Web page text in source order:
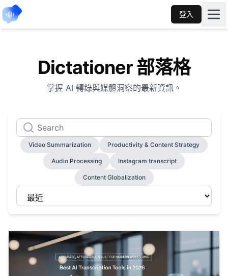
登入
Dictationer 部落格
掌握 AI 轉錄與媒體洞察的最新資訊。
Video Summarization Productivity & Content Strategy
Audio Processing Instagram transcript
Content Globalization